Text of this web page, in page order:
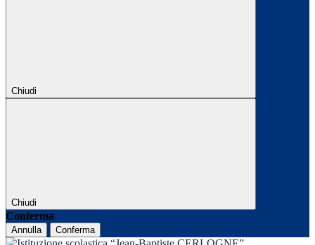
Chiudi
Chiudi
Conferma
Annulla Conferma